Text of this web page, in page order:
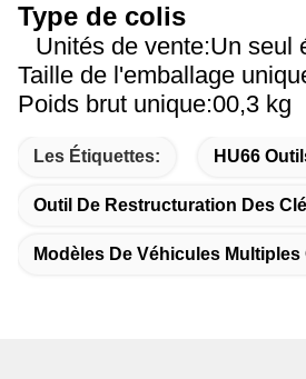
Type de colis
Unités de vente:Un seul
Taille de l'emballage
Poids brut unique:00,3 kg
Les Étiquettes: HU66
Outil De Restructuration Des
Modèles De Véhicules